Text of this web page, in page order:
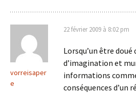
vorreisaper
e
22 février 2009 à 8:02 pm
Lorsqu’un être doué
d’imagination et
informations
conséquences d’un